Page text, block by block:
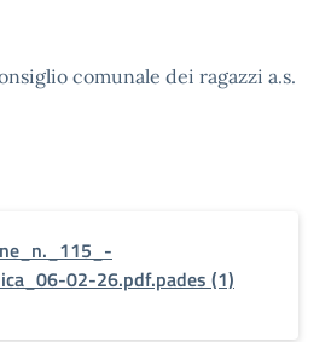
comunale dei ragazzi a.s.
02-26.pdf.pades (1)